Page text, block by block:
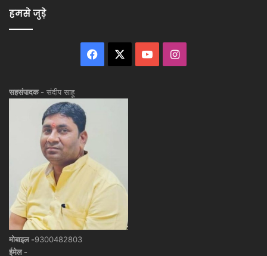
हमसे जुड़े
Facebook YouTubeInstagram
सहसंपादक - संदीप साहू
मोबाइल -9300482803
ईमेल -